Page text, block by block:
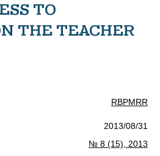
TO
THE TEACHER
RBPMRR
2013/08/31
№ 8 (15), 2013